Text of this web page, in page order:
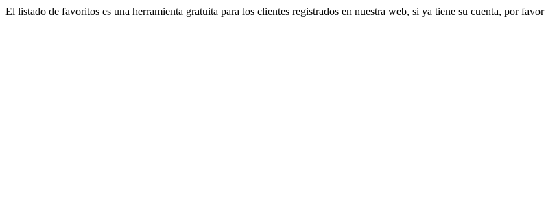
El listado de favoritos es una herramienta gratuita para los clientes registrados en nuestra web, si ya tiene su cuenta, por favor